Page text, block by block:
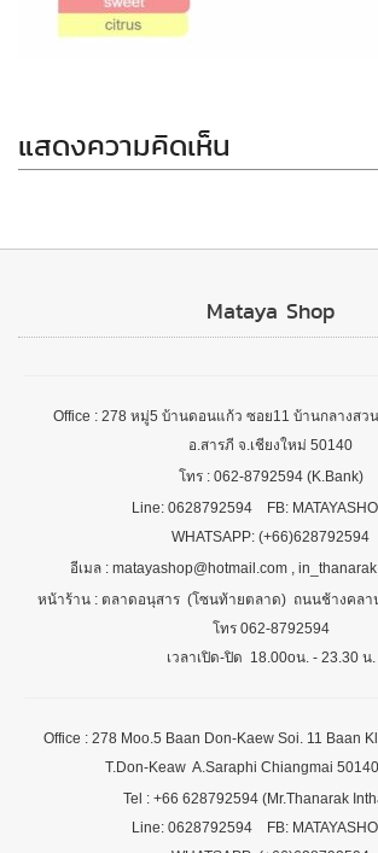
แสดงความคิดเห็น
Mataya Shop
Office : 278 หมู่5 บ้านดอนแก้ว ซอย11 บ้านกลางส
อ.สารภี จ.เชียงใหม่ 50140
โทร : 062-8792594 (K.Bank)
Line: 0628792594 FB:
WHATSAPP: (+66)628792594
อีเมล : matayashop@hotmail.com ,
หน้าร้าน : ตลาดอนุสาร (โซนท้ายตลาด) ถนนช้างคลาน
โทร 062-8792594
เวลาเปิด-ปิด 18.00oน. - 23.30 น.
Office : 278 Moo.5 Baan Don-Kaew Soi. 11 Baan
T.Don-Keaw A.Saraphi Chiangmai
Tel : +66 628792594 (Mr.Thanarak
Line: 0628792594 FB: